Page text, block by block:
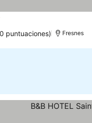
puntuaciones) Fresnes